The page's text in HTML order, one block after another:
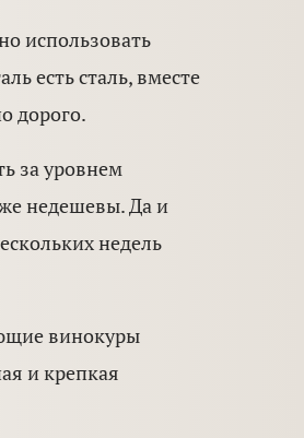
использовать
есть сталь, вместе
дорого.
за уровнем
недешевы. Да и
недель
винокуры
и крепкая